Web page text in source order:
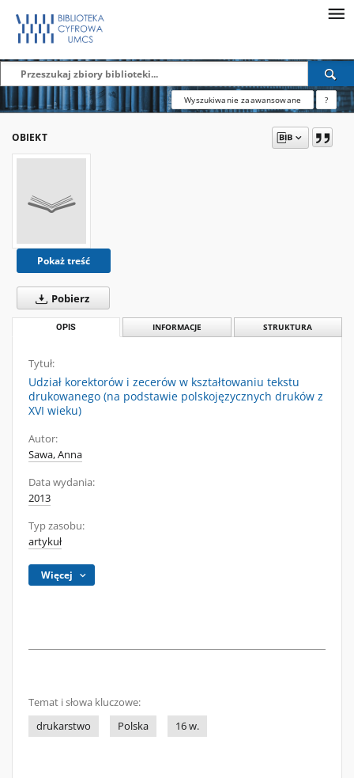
Wyszukiwanie zaawansowane ?
OBIEKT
Pokaż treść
Pobierz
OPIS INFORMACJE STRUKTURA
Tytuł:
Udział korektorów i zecerów w kształtowaniu tekstu
drukowanego (na podstawie polskojęzycznych druków z
XVI wieku)
Autor:
Sawa, Anna
Data wydania:
2013
Typ zasobu:
artykuł
Więcej
Temat i słowa kluczowe:
drukarstwo
Polska 16 w.